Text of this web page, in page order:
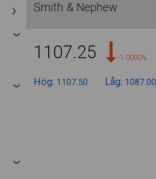
Smith & Nephew
1107.25 -1.0000%
Hög: 1107.50 Låg: 1087.00